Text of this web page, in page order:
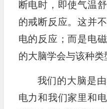
断电时，即使气温
的戒断反应。这并
电的反应；而是电
的大脑学会与该种类
我们的大脑是
电力和我们家里和